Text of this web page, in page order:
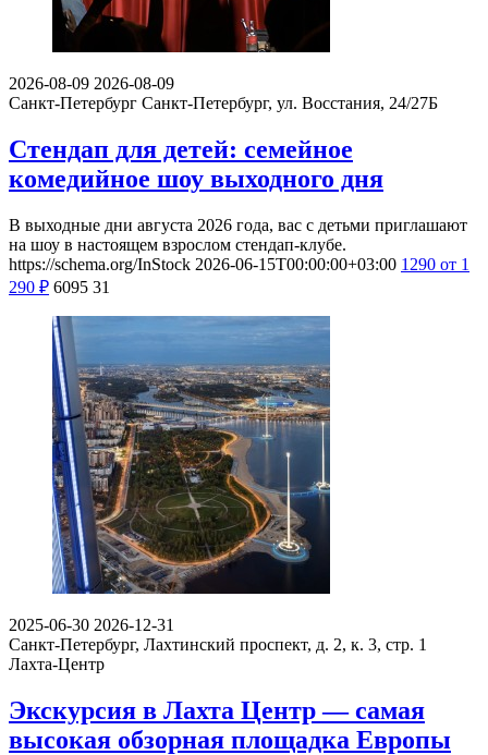
2026-08-09 2026-08-09
Санкт-Петербург Санкт-Петербург, ул. Восстания, 24/27Б
Стендап для детей: семейное
комедийное шоу выходного дня
В выходные дни августа 2026 года, вас с детьми приглашают
на шоу в настоящем взрослом стендап-клубе.
https://schema.org/InStock 2026-06-15T00:00:00+03:00 1290 от 1
290 ₽ 6095 31
2025-06-30 2026-12-31
Санкт-Петербург, Лахтинский проспект, д. 2, к. 3, стр. 1
Лахта-Центр
Экскурсия в Лахта Центр — самая
высокая обзорная площадка Европы